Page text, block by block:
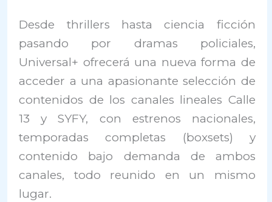
Desde thrillers hasta ciencia ficción
pasando por dramas policiales,
Universal+ ofrecerá una nueva forma de
acceder a una apasionante selección de
contenidos de los canales lineales Calle
13 y SYFY, con estrenos nacionales,
temporadas completas (boxsets) y
contenido bajo demanda de ambos
canales, todo reunido en un mismo
lugar.